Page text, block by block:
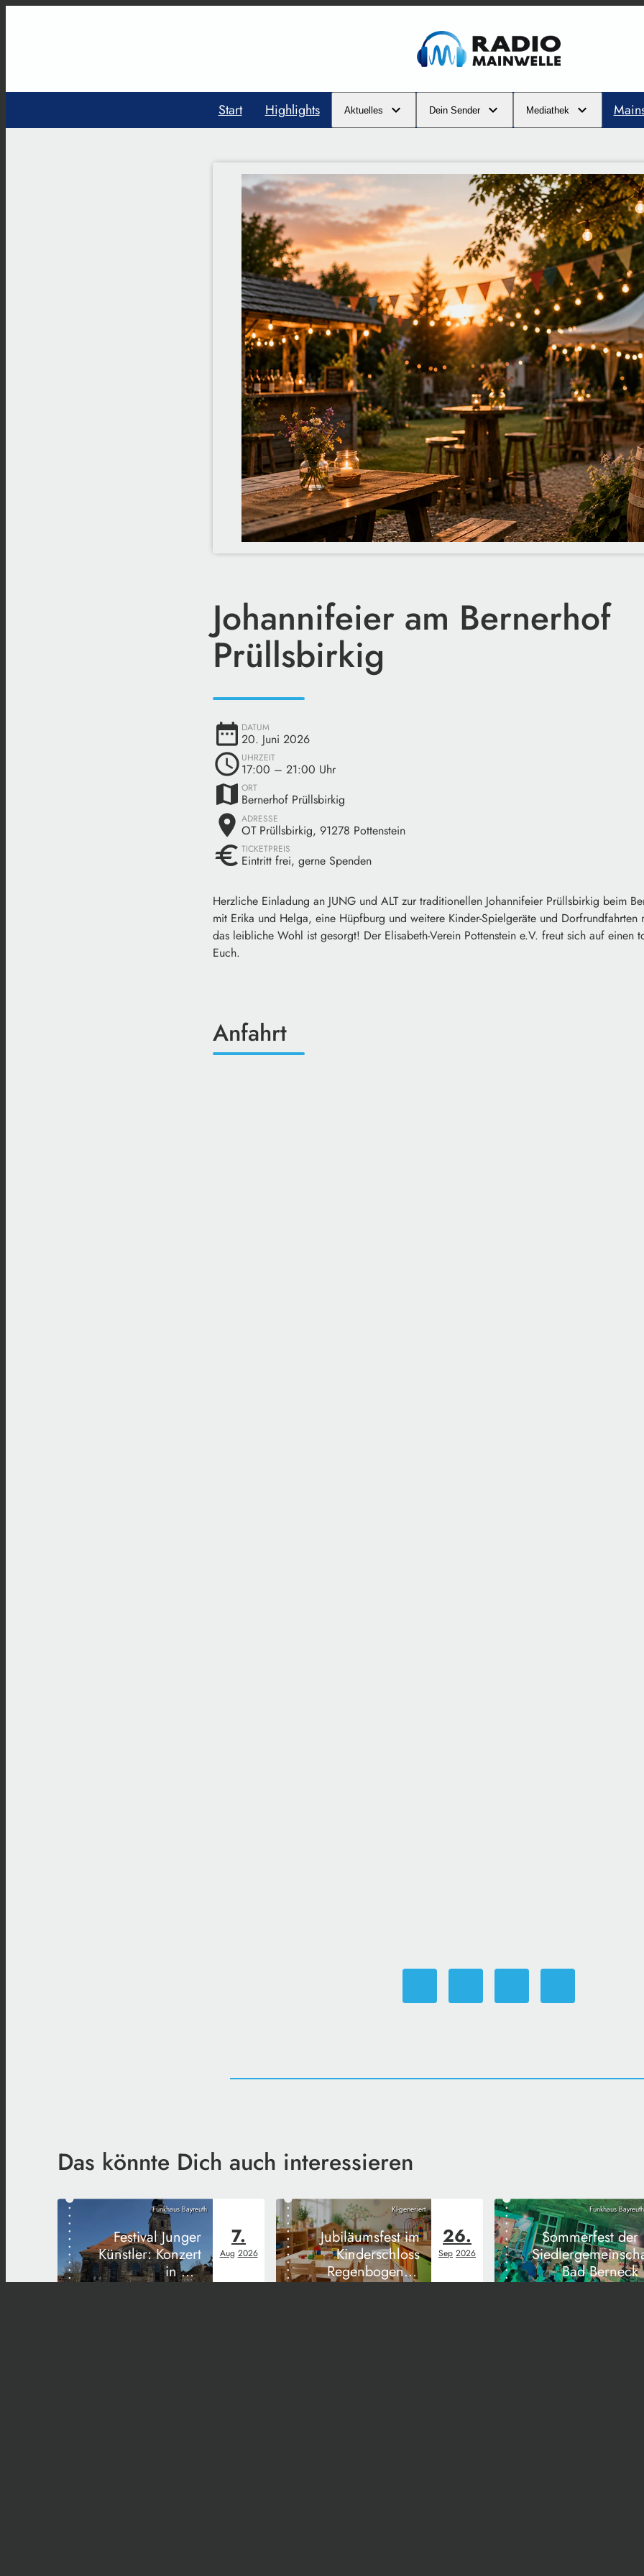
Start Highlights Aktuelles Dein Sender Mediathek
Johannifeier am Bernerhof
Prüllsbirkig
date_range DATUM
20. Juni 2026
schedule UHRZEIT
17:00 – 21:00 Uhr
map ORT
Bernerhof Prüllsbirkig
place ADRESSE
OT Prüllsbirkig, 91278 Pottenstein
euro TICKETPREIS
Eintritt frei, gerne Spenden
Herzliche Einladung an JUNG und ALT zur traditionellen Johannifeier Prüllsbirkig beim
mit Erika und Helga, eine Hüpfburg und weitere Kinder-Spielgeräte und Dorfrundfahrten
das leibliche Wohl ist gesorgt! Der Elisabeth-Verein Pottenstein e.V. freut sich auf einen
Euch.
Anfahrt
Das könnte Dich auch interessieren
Funkhaus Bayreuth
Festival Junger
Künstler: Konzert
in der
Ordenskirche
7.
Aug 2026
KI-generiert
Jubiläumsfest im
Kinderschloss
Regenbogen in
Pegnitz
26.
Sep 2026
Funkhaus Bayreuth
Sommerfest der
Bad Berneck